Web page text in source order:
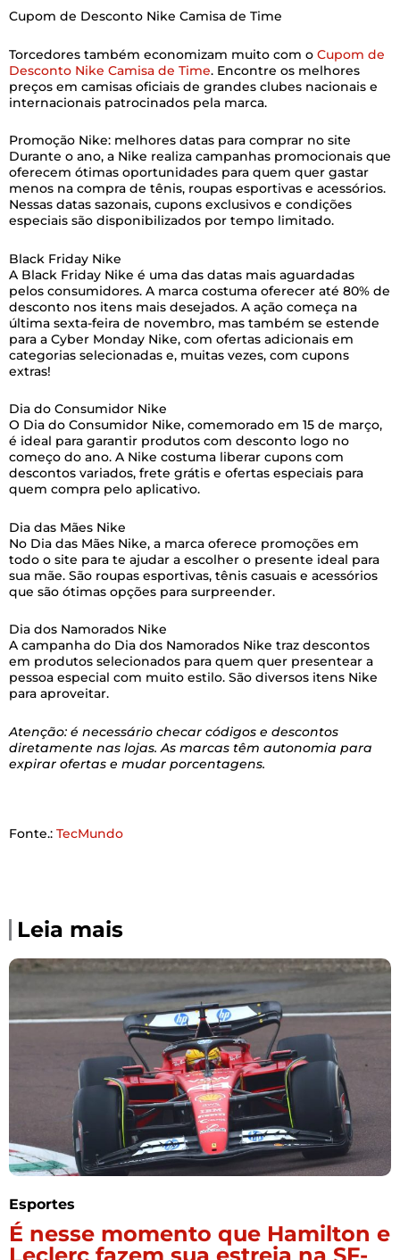
Cupom de Desconto Nike Camisa de Time
Torcedores também economizam muito com o Cupom de
Desconto Nike Camisa de Time. Encontre os melhores
preços em camisas oficiais de grandes clubes nacionais e
internacionais patrocinados pela marca.
Promoção Nike: melhores datas para comprar no site
Durante o ano, a Nike realiza campanhas promocionais que
oferecem ótimas oportunidades para quem quer gastar
menos na compra de tênis, roupas esportivas e acessórios.
Nessas datas sazonais, cupons exclusivos e condições
especiais são disponibilizados por tempo limitado.
Black Friday Nike
A Black Friday Nike é uma das datas mais aguardadas
pelos consumidores. A marca costuma oferecer até 80% de
desconto nos itens mais desejados. A ação começa na
última sexta-feira de novembro, mas também se estende
para a Cyber Monday Nike, com ofertas adicionais em
categorias selecionadas e, muitas vezes, com cupons
extras!
Dia do Consumidor Nike
O Dia do Consumidor Nike, comemorado em 15 de março,
é ideal para garantir produtos com desconto logo no
começo do ano. A Nike costuma liberar cupons com
descontos variados, frete grátis e ofertas especiais para
quem compra pelo aplicativo.
Dia das Mães Nike
No Dia das Mães Nike, a marca oferece promoções em
todo o site para te ajudar a escolher o presente ideal para
sua mãe. São roupas esportivas, tênis casuais e acessórios
que são ótimas opções para surpreender.
Dia dos Namorados Nike
A campanha do Dia dos Namorados Nike traz descontos
em produtos selecionados para quem quer presentear a
pessoa especial com muito estilo. São diversos itens Nike
para aproveitar.
Atenção: é necessário checar códigos e descontos
diretamente nas lojas. As marcas têm autonomia para
expirar ofertas e mudar porcentagens.
Fonte.: TecMundo
Leia mais
Esportes
É nesse momento que Hamilton e